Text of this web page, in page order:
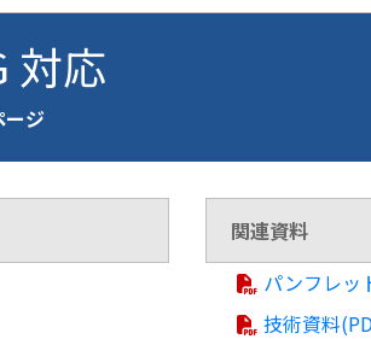
対応
ジ
関連資料
パンフレッ
技術資料